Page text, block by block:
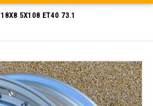
18X8 5X108 ET40 73.1